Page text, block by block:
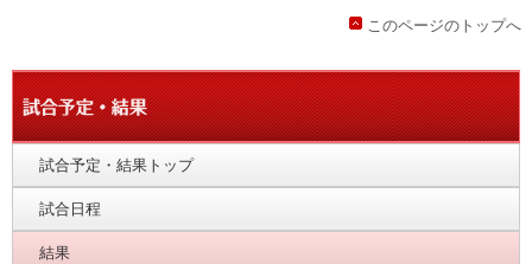
このページのトップへ
試合予定・結果トップ
試合日程
結果